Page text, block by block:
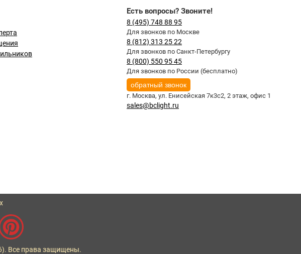
Есть вопросы? Звоните!
8 (495) 748 88 95
Для звонков по Москве
8 (812) 313 25 22
Для звонков по Санкт-Петербургу
8 (800) 550 95 45
Для звонков по России (бесплатно)
обратный звонок
г. Москва, ул. Енисейская 7к3с2, 2 этаж, офис 1
sales@bclight.ru
Все права защищены.